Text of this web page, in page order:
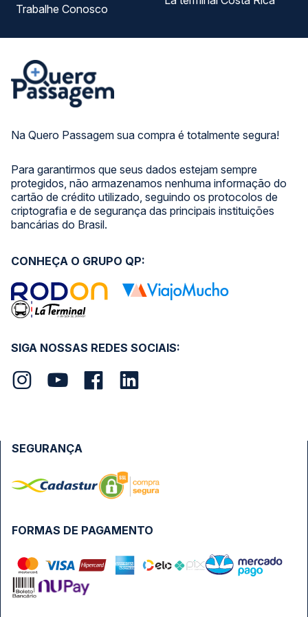
Na Quero Passagem sua compra é totalmente segura!
Para garantirmos que seus dados estejam sempre
protegidos, não armazenamos nenhuma informação do
cartão de crédito utilizado, seguindo os protocolos de
criptografia e de segurança das principais instituições
bancárias do Brasil.
Trabalhe Conosco
SIGA NOSSAS REDES SOCIAIS:
CONHEÇA O GRUPO QP:
FORMAS DE PAGAMENTO
SEGURANÇA